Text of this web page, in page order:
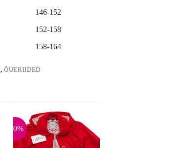
146-152
152-158
158-164
,ÕUERIIDED
-10%